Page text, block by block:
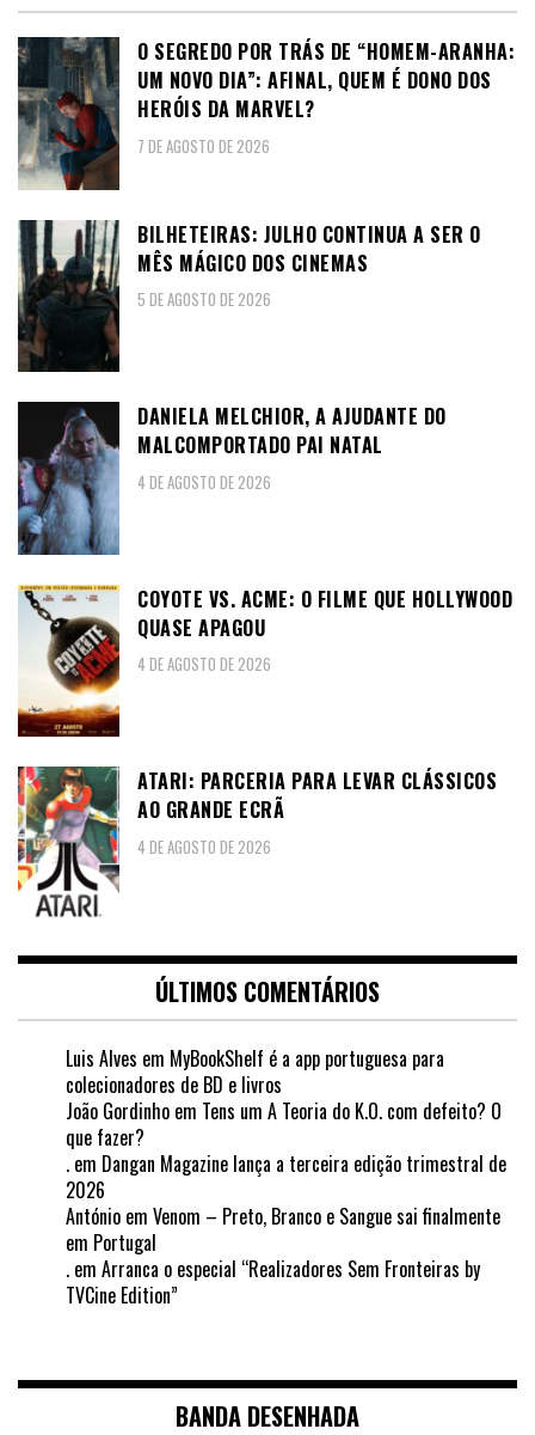
O SEGREDO POR TRÁS DE “HOMEM-ARANHA:
UM NOVO DIA”: AFINAL, QUEM É DONO DOS
HERÓIS DA MARVEL?
7 DE AGOSTO DE 2026
BILHETEIRAS: JULHO CONTINUA A SER O
MÊS MÁGICO DOS CINEMAS
5 DE AGOSTO DE 2026
DANIELA MELCHIOR, A AJUDANTE DO
MALCOMPORTADO PAI NATAL
4 DE AGOSTO DE 2026
COYOTE VS. ACME: O FILME QUE HOLLYWOOD
QUASE APAGOU
4 DE AGOSTO DE 2026
ATARI: PARCERIA PARA LEVAR CLÁSSICOS
AO GRANDE ECRÃ
4 DE AGOSTO DE 2026
ÚLTIMOS COMENTÁRIOS
Luis Alves em MyBookShelf é a app portuguesa para
colecionadores de BD e livros
João Gordinho em Tens um A Teoria do K.O. com defeito? O
que fazer?
. em Dangan Magazine lança a terceira edição trimestral de
2026
António em Venom – Preto, Branco e Sangue sai finalmente
em Portugal
. em Arranca o especial “Realizadores Sem Fronteiras by
TVCine Edition”
BANDA DESENHADA